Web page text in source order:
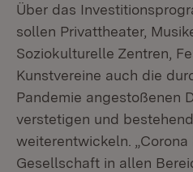
Über das
sollen Privattheater,
Soziokulturelle Zentren,
Kunstvereine auch die
Pandemie angestoßenen
verstetigen und
weiterentwickeln. „Corona
Gesellschaft in allen